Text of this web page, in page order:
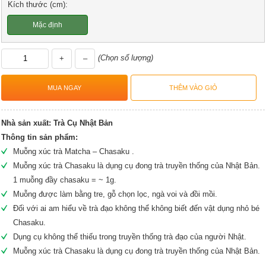
Kích thước (cm):
Mặc định
+ – (Chọn số lượng)
Nhà sản xuất: Trà Cụ Nhật Bản
Thông tin sản phẩm:
Muỗng xúc trà Matcha – Chasaku .
Muỗng xúc trà Chasaku là dụng cụ đong trà truyền thống của Nhật Bản.
1 muỗng đầy chasaku = ~ 1g.
Muỗng được làm bằng tre, gỗ chọn lọc, ngà voi và đồi mồi.
Đối với ai am hiểu về trà đạo không thể không biết đến vật dụng nhỏ bé
Chasaku.
Dụng cụ không thể thiếu trong truyền thống trà đạo của người Nhật.
Muỗng xúc trà Chasaku là dụng cụ đong trà truyền thống của Nhật Bản.